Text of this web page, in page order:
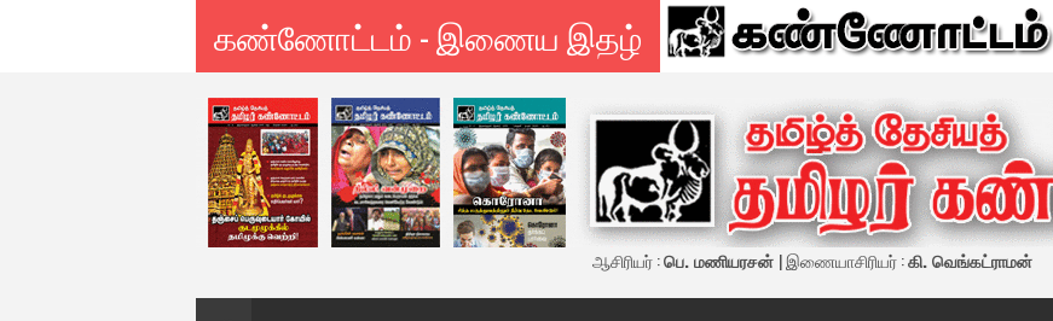
கண்ணோட்டம் - இணைய இதழ்
ஆசிரியர் :பெ. மணியரசன் | இணையாசிரியர் :கி. வெங்கட்ராமன்